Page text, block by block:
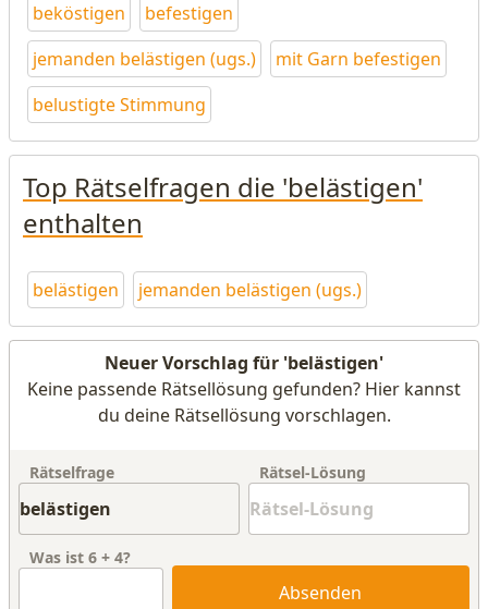
beköstigen
befestigen
jemanden belästigen (ugs.)
mit Garn befestigen
belustigte Stimmung
Top Rätselfragen die 'belästigen'
enthalten
belästigen jemanden belästigen (ugs.)
Neuer Vorschlag für 'belästigen'
Keine passende Rätsellösung gefunden? Hier kannst
du deine Rätsellösung vorschlagen.
Rätselfrage Rätsel-Lösung
Was ist 6 + 4?
Absenden